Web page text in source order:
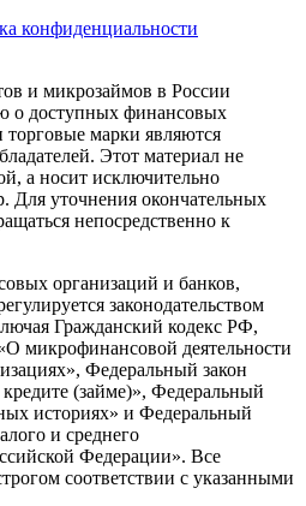
конфиденциальности
и микрозаймов в России
о доступных финансовых
марки являются
Этот материал не
а носит исключительно
Для уточнения окончательных
непосредственно к
организаций и банков,
законодательством
Гражданский кодекс РФ,
микрофинансовой деятельности
Федеральный закон
(займе)», Федеральный
историях» и Федеральный
и среднего
Федерации». Все
соответствии с указанными